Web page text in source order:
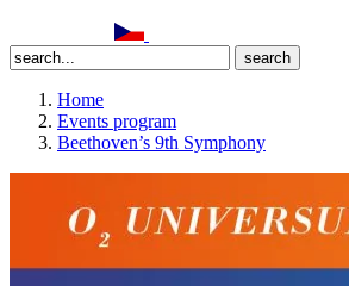
Home
Events program
Beethoven’s 9th Symphony